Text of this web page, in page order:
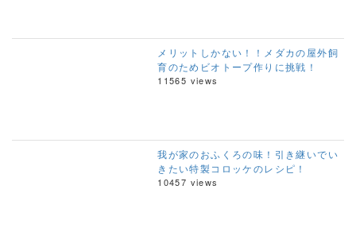
メリットしかない！！メダカの屋外飼
育のためビオトープ作りに挑戦！
11565 views
我が家のおふくろの味！引き継いでい
きたい特製コロッケのレシピ！
10457 views